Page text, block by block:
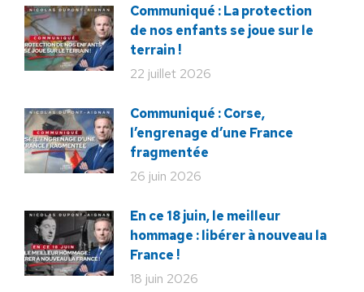
Communiqué : La protection
de nos enfants se joue sur le
terrain !
22 juillet 2026
Communiqué : Corse,
l’engrenage d’une France
fragmentée
26 juin 2026
En ce 18 juin, le meilleur
hommage : libérer à nouveau la
France !
18 juin 2026